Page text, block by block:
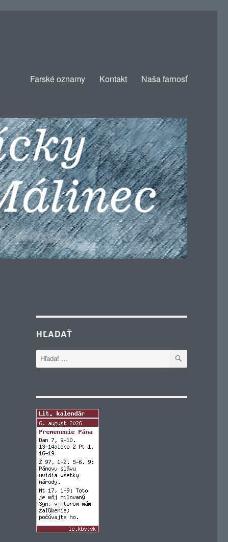
Farské oznamy Kontakt Naša farnosť
HĽADAŤ
Hľadať: